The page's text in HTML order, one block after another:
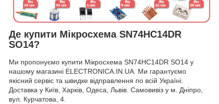
Де купити Мікросхема SN74HC14DR
SO14?
Ми пропонуємо купити Мікросхема SN74HC14DR SO14 у
нашому магазині ELECTRONICA.IN.UA. Ми гарантуємо
якісний сервіс та швидке відправлення по всій Україні.
Доставка у Київ, Харків, Одеса, Львів. Самовивіз у м. Дніпро,
вул. Курчатова, 4.